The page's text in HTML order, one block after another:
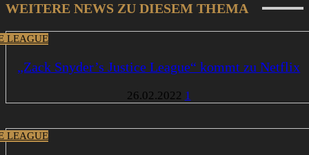
WEITERE NEWS ZU DIESEM THEMA
LEAGUE
„Zack Snyder’s Justice League“ kommt zu Netflix
26.02.2022 1
LEAGUE